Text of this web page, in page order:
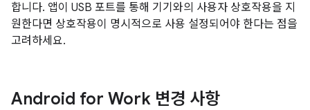
합니다. 앱이 USB 포트를 통해 기기와의 사용자 상호작용을 지
원한다면 상호작용이 명시적으로 사용 설정되어야 한다는 점을
고려하세요.
Android for Work 변경 사항